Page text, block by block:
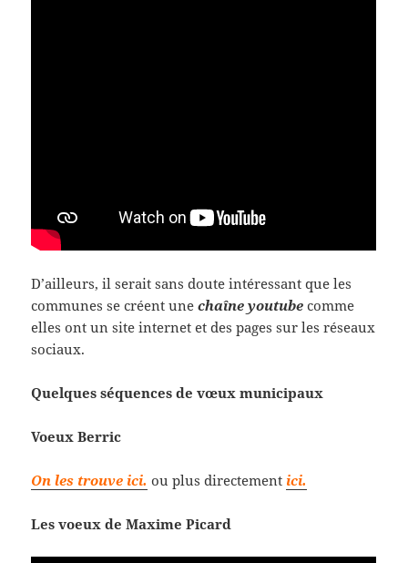
D’ailleurs, il serait sans doute intéressant que les
communes se créent unechaîne youtube comme
elles ont un site internet et des pages sur les réseaux
sociaux.
Quelques séquences de vœux municipaux
Voeux Berric
On les trouve ici. ou plus directement ici.
Les voeux de Maxime Picard